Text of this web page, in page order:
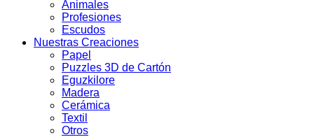
Animales
Profesiones
Escudos
Nuestras Creaciones
Papel
Puzzles 3D de Cartón
Eguzkilore
Madera
Cerámica
Textil
Otros